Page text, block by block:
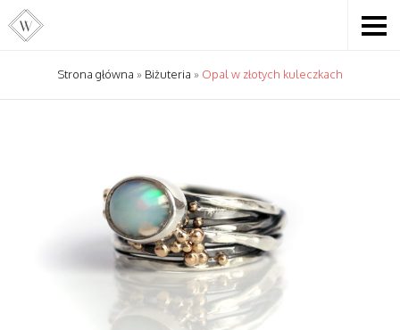
Strona główna » Biżuteria » Opal w złotych kuleczkach